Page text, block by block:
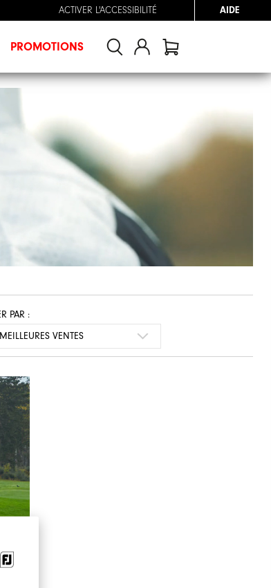
ACTIVER L'ACCESSIBILITÉ AIDE
PROMOTIONS
PAR :